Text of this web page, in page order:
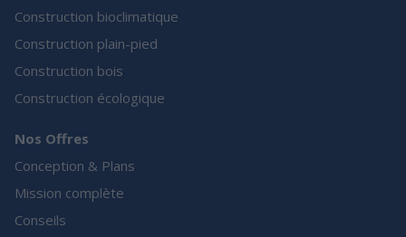
Construction bioclimatique
Construction plain-pied
Construction bois
Construction écologique
Nos Offres
Conception & Plans
Mission complète
Conseils